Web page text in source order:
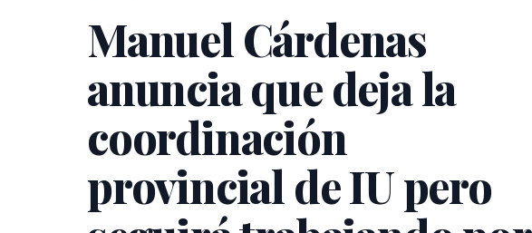
Manuel Cárdenas
anuncia que deja la
coordinación
provincial de IU pero